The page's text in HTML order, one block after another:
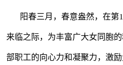
阳春三月，春意盎然，在第
来临之际，为丰富广大女同胞
部职工的向心力和凝聚力，激